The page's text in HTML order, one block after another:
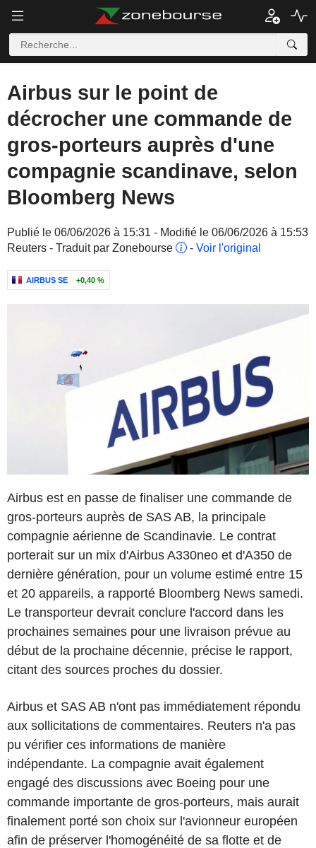
Airbus sur le point de
décrocher une commande de
gros-porteurs auprès d'une
compagnie scandinave, selon
Bloomberg News
Publié le 06/06/2026 à 15:31 - Modifié le 06/06/2026 à 15:53
Reuters - Traduit par Zonebourse
- Voir l'original
AIRBUS SE +0,40 %
Airbus est en passe de finaliser une commande de
gros-porteurs auprès de SAS AB, la principale
compagnie aérienne de Scandinavie. Le contrat
porterait sur un mix d'Airbus A330neo et d'A350 de
dernière génération, pour un volume estimé entre 15
et 20 appareils, a rapporté Bloomberg News samedi.
Le transporteur devrait conclure l'accord dans les
prochaines semaines pour une livraison prévue au
début de la prochaine décennie, précise le rapport,
citant des sources proches du dossier.
Airbus et SAS AB n'ont pas immédiatement répondu
aux sollicitations de commentaires. Reuters n'a pas
pu vérifier ces informations de manière
indépendante. La compagnie avait également
engagé des discussions avec Boeing pour une
commande importante de gros-porteurs, mais aurait
finalement porté son choix sur l'avionneur européen
afin de préserver l'homogénéité de sa flotte et de